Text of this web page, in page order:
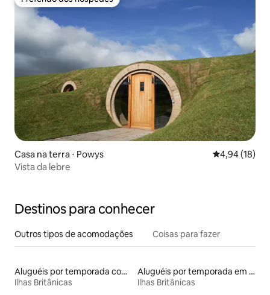
Preferido dos hóspedes
Casa na terra ⋅ Powys 4,94 de uma
4,94 (18)
Vista da lebre
Destinos para conhecer
Outros tipos de acomodações Coisas para fazer
Aluguéis por temporada com cama de altura acessível
Ilhas Britânicas
Aluguéis por temporada em resorts
Ilhas Britânicas